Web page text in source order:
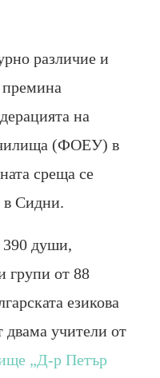
различие и
премина
на
(ФОЕУ) в
среща се
в Сидни.
390 души,
групи от 88
езикова
двама учители от
„Д-р Петър